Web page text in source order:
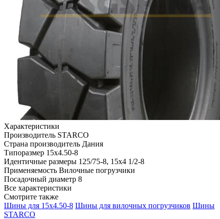
Характеристики
Производитель STARCO
Страна производитель Дания
Типоразмер 15x4.50-8
Идентичные размеры 125/75-8, 15x4 1/2-8
Применяемость Вилочные погрузчики
Посадочный диаметр 8
Все характеристики
Смотрите также
Шины для 15x4.50-8 Шины для вилочных погрузчиков Шины
STARCO